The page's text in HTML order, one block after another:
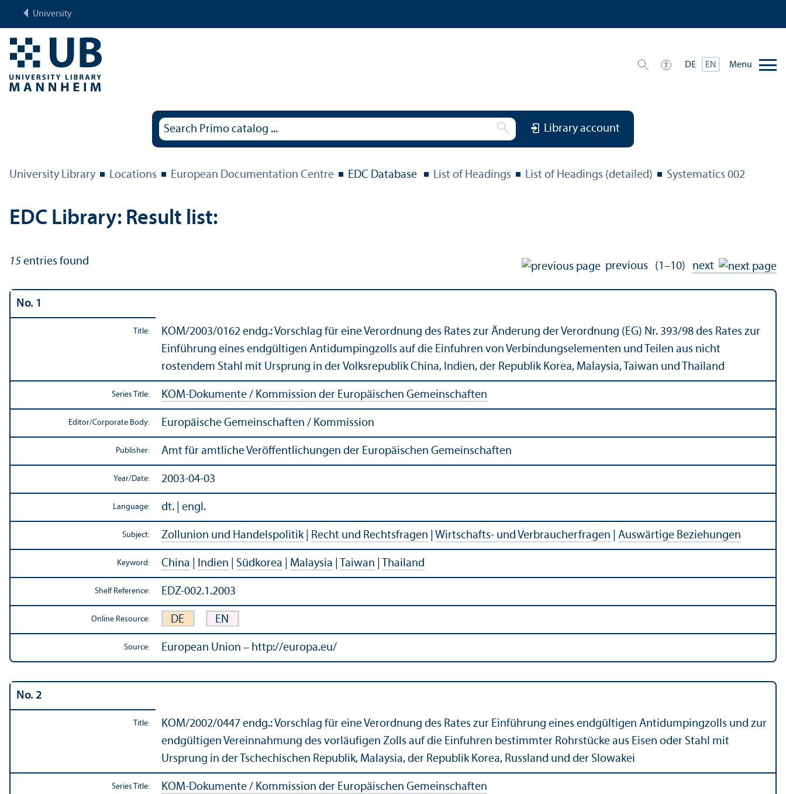
University
DE EN Menu
Library account
University Library Locations European Documentation Centre EDC Database List of Headings List of Headings (detailed) Systematics 002
EDC Library: Result list:
15 entries found previous (1–10) next
No. 1
Title: KOM/2003/0162 endg.: Vorschlag für eine Verordnung des Rates zur Änderung der Verordnung (EG) Nr. 393/98 des Rates zur
Einführung eines endgültigen Antidumpingzolls auf die Einfuhren von Verbindungselementen und Teilen aus nicht
rostendem Stahl mit Ursprung in der Volksrepublik China, Indien, der Republik Korea, Malaysia, Taiwan und Thailand
Series Title: KOM-Dokumente / Kommission der Europäischen Gemeinschaften
Editor/Corporate Body: Europäische Gemeinschaften / Kommission
Publisher: Amt für amtliche Veröffentlichungen der Europäischen Gemeinschaften
Year/Date: 2003-04-03
Language: dt. | engl.
Subject: Zollunion und Handelspolitik| Recht und Rechtsfragen Wirtschafts- und Verbraucherfragen Auswärtige Beziehungen
Keyword: China Indien Südkorea Malaysia Taiwan Thailand
Shelf Reference: EDZ-002.1.2003
Online Resource: DE EN
Source: European Union – http://europa.eu/
No. 2
Title: KOM/2002/0447 endg.: Vorschlag für eine Verordnung des Rates zur Einführung eines endgültigen Antidumpingzolls und zur
endgültigen Vereinnahmung des vorläufigen Zolls auf die Einfuhren bestimmter Rohrstücke aus Eisen oder Stahl mit
Ursprung in der Tschechischen Republik, Malaysia, der Republik Korea, Russland und der Slowakei
Series Title: KOM-Dokumente / Kommission der Europäischen Gemeinschaften